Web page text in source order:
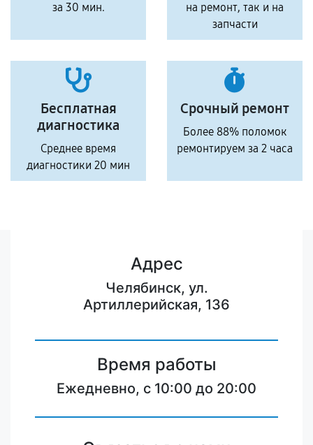
за 30 мин.
на ремонт, так и на
запчасти
Бесплатная
диагностика
Среднее время
диагностики 20 мин
Срочный ремонт
Более 88% поломок
ремонтируем за 2 часа
Адрес
Челябинск, ул.
Артиллерийская, 136
Время работы
Ежедневно, с 10:00 до 20:00